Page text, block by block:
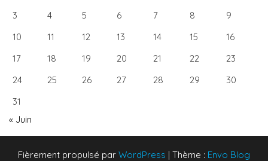
3
4 5 6 7 8
9
10
11 12 13 14 15
16
17
18 19 20 21 22
23
24
25 26 27 28 29
30
31
« Juin
Fièrement propulsé par WordPress | Thème : Envo Blog